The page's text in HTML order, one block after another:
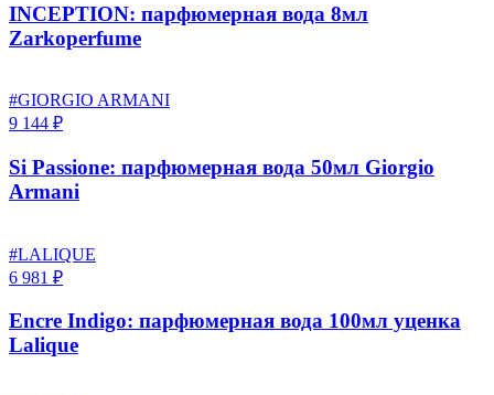
INCEPTION: парфюмерная вода 8мл
Zarkoperfume
#GIORGIO ARMANI
9 144 ₽
Si Passione: парфюмерная вода 50мл Giorgio
Armani
#LALIQUE
6 981 ₽
Encre Indigo: парфюмерная вода 100мл уценка
Lalique